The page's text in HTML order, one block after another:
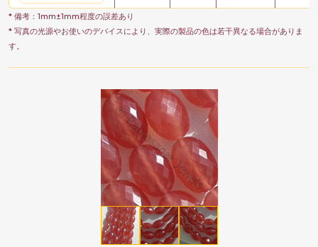
* 備考：1mm±1mm程度の誤差あり
* 写真の光源やお使いのデバイスにより、実際の製品の色は若干異なる場合がありま
す。